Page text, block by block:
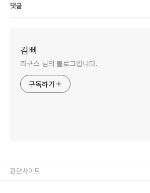
댓글
김삐
라구스 님의 블로그입니다.
구독하기
관련사이트